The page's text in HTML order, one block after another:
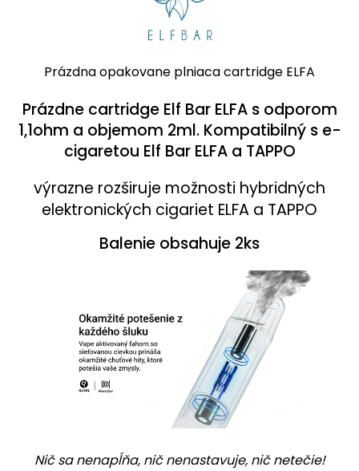
Prázdna opakovane plniaca cartridge ELFA
Prázdne cartridge Elf Bar ELFA s odporom
1,1ohm a objemom 2ml. Kompatibilný s e-
cigaretou Elf Bar ELFA a TAPPO
výrazne rozširuje možnosti hybridných
elektronických cigariet ELFA a TAPPO
Balenie obsahuje 2ks
Nič sa nenapĺňa, nič nenastavuje, nič netečie!